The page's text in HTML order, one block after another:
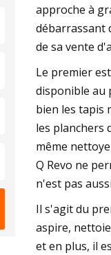
approche à
débarrassant
de sa vente
Le premier
disponible au
bien les tapis
les planchers
même
Q Revo ne
n'est pas
Il s'agit du
aspire,
et en plus, il